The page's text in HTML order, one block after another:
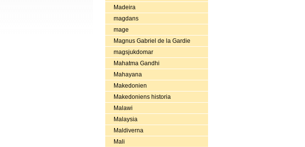
Madeira
magdans
mage
Magnus Gabriel de la Gardie
magsjukdomar
Mahatma Gandhi
Mahayana
Makedonien
Makedoniens historia
Malawi
Malaysia
Maldiverna
Mali